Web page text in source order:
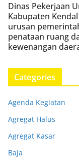
Dinas Pekerjaan
Kabupaten
urusan
penataan ruang
kewenangan
Categories
Agenda Kegiatan
Agregat Halus
Agregat Kasar
Baja